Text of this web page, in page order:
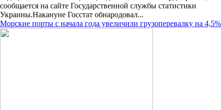
сообщается на сайте Государственной службы статистики
Украины.Накануне Госстат обнародовал...
Морские порты с начала года увеличили грузоперевалку на 4,5%